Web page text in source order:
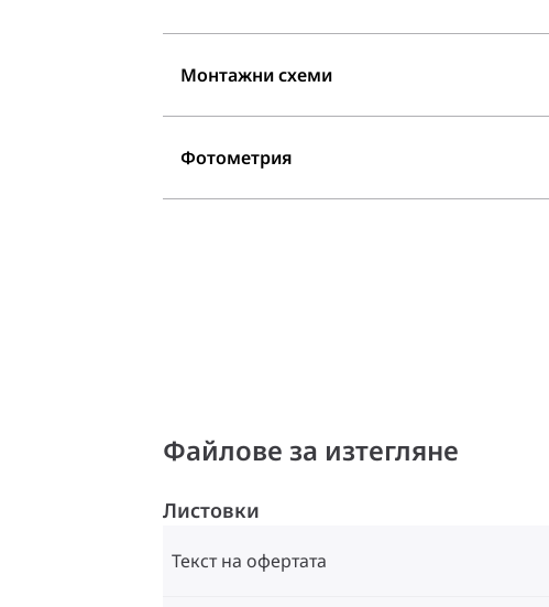
Монтажни схеми
Фотометрия
Файлове за изтегляне
Листовки
Текст на офертата